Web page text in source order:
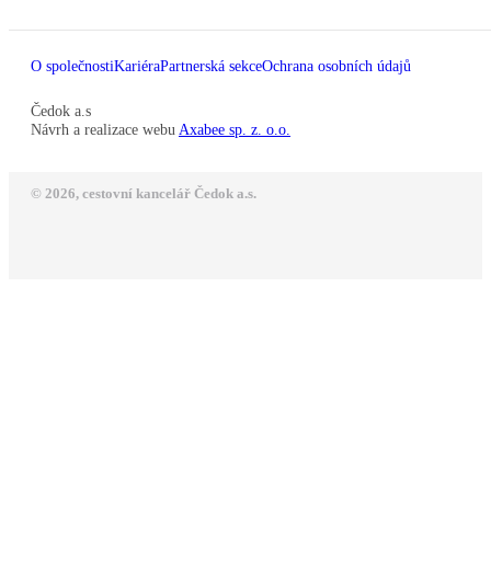
O společnostiKariéraPartnerská sekceOchrana osobních údajů
Čedok a.s
Návrh a realizace webu Axabee sp. z. o.o.
© 2026, cestovní kancelář Čedok a.s.